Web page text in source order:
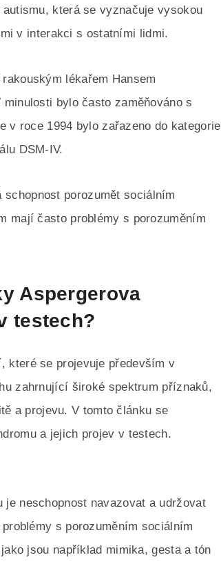
která se vyznačuje vysokou
v interakci s ostatními lidmi.
lékařem Hansem
bylo často zaměňováno s
v roce 1994 bylo zařazeno do kategorie
DSM-IV.
porozumět sociálním
mají často problémy s porozuměním
Aspergerova
testech?
které se projevuje především v
zahrnující široké spektrum příznaků,
a projevu. V tomto článku se
a jejich projev v testech.
neschopnost navazovat a udržovat
s porozuměním sociálním
jsou například mimika, gesta a tón